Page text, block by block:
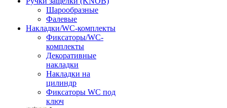
Шарообразные
Фалевые
Накладки/WC-комплекты
Фиксаторы/WC-
комплекты
Декоративные
накладки
Накладки на
цилиндр
Фиксаторы WC под
ключ